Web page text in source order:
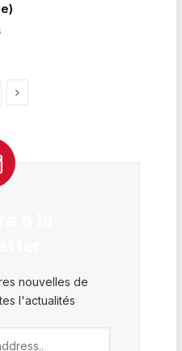
Next
nouvelles de
l'actualités